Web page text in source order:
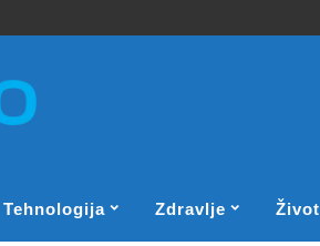
Tehnologija Zdravlje Život